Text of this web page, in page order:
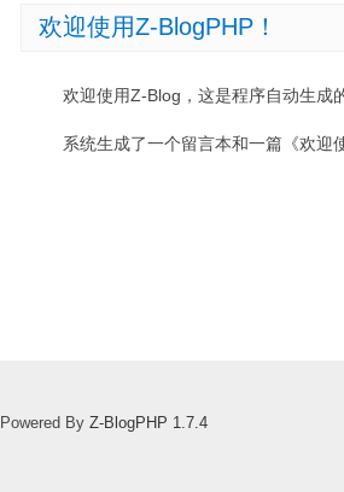
欢迎使用Z-BlogPHP！
欢迎使用Z-Blog，这是程序自动生成
系统生成了一个留言本和一篇《欢迎
Powered By Z-BlogPHP 1.7.4